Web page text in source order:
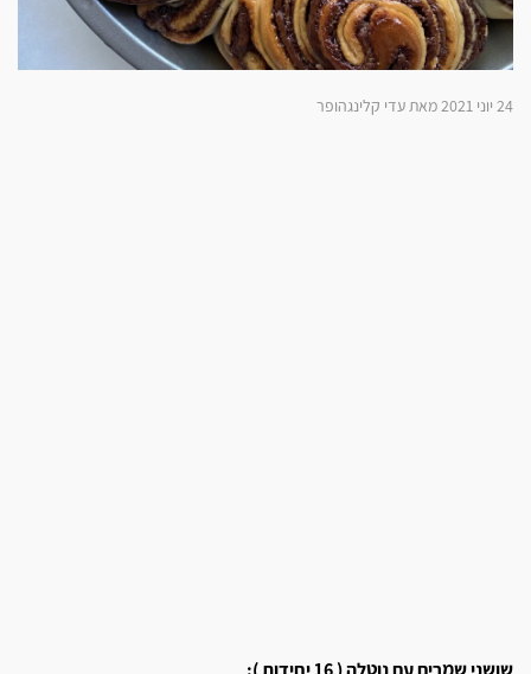
24 יוני 2021 מאת עדי קלינגהופר